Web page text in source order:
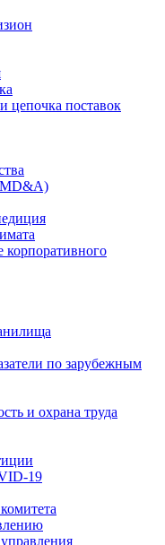
цепочка поставок
корпоративного
по зарубежным
и охрана труда